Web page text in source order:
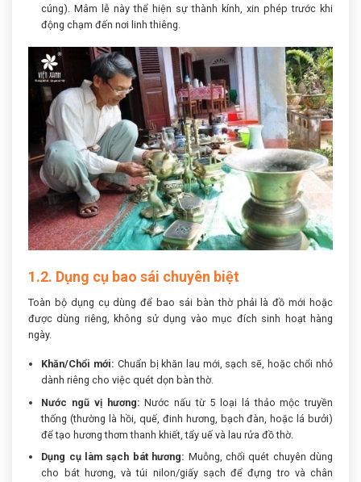
cúng). Mâm lễ này thể hiện sự thành kính, xin phép trước khi
động chạm đến nơi linh thiêng.
1.2. Dụng cụ bao sái chuyên biệt
Toàn bộ dụng cụ dùng để bao sái bàn thờ phải là đồ mới hoặc
được dùng riêng, không sử dụng vào mục đích sinh hoạt hàng
ngày.
Khăn/Chổi mới: Chuẩn bị khăn lau mới, sạch sẽ, hoặc chổi nhỏ
dành riêng cho việc quét dọn bàn thờ.
Nước ngũ vị hương: Nước nấu từ 5 loại lá thảo mộc truyền
thống (thường là hồi, quế, đinh hương, bạch đàn, hoặc lá bưởi)
để tạo hương thơm thanh khiết, tẩy uế và lau rửa đồ thờ.
Dụng cụ làm sạch bát hương: Muỗng, chổi quét chuyên dùng
cho bát hương, và túi nilon/giấy sạch để đựng tro và chân